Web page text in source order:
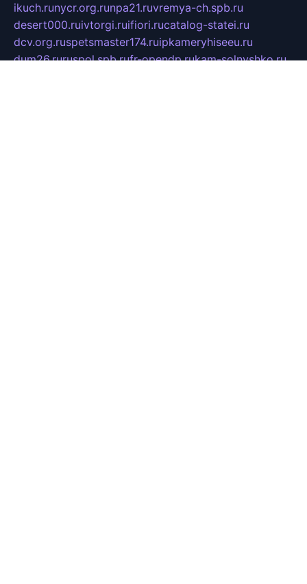
ikuch.runycr.org.runpa21.ruvremya-ch.spb.ru
desert000.ruivtorgi.ruifiori.rucatalog-statei.ru
dcv.org.ruspetsmaster174.ruipkameryhiseeu.ru
dum26.ruruspol.spb.rufr-opendp.rukam-solnyshko.ru